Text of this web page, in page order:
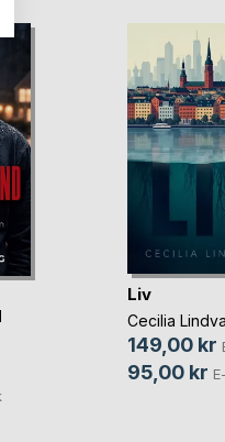
Liv
Cecilia
149,00 kr
95,00 kr